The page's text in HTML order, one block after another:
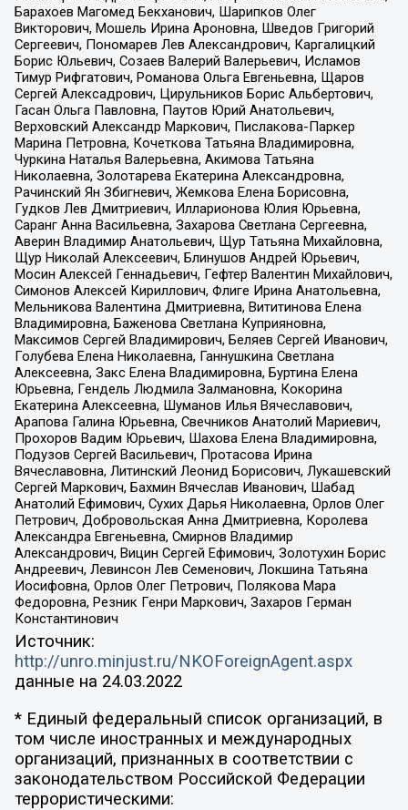
Барахоев Магомед Бекханович, Шарипков Олег
Викторович, Мошель Ирина Ароновна, Шведов Григорий
Сергеевич, Пономарев Лев Александрович, Каргалицкий
Борис Юльевич, Созаев Валерий Валерьевич, Исламов
Тимур Рифгатович, Романова Ольга Евгеньевна, Щаров
Сергей Алексадрович, Цирульников Борис Альбертович,
Гасан Ольга Павловна, Паутов Юрий Анатольевич,
Верховский Александр Маркович, Пислакова-Паркер
Марина Петровна, Кочеткова Татьяна Владимировна,
Чуркина Наталья Валерьевна, Акимова Татьяна
Николаевна, Золотарева Екатерина Александровна,
Рачинский Ян Збигневич, Жемкова Елена Борисовна,
Гудков Лев Дмитриевич, Илларионова Юлия Юрьевна,
Саранг Анна Васильевна, Захарова Светлана Сергеевна,
Аверин Владимир Анатольевич, Щур Татьяна Михайловна,
Щур Николай Алексеевич, Блинушов Андрей Юрьевич,
Мосин Алексей Геннадьевич, Гефтер Валентин Михайлович,
Симонов Алексей Кириллович, Флиге Ирина Анатольевна,
Мельникова Валентина Дмитриевна, Вититинова Елена
Владимировна, Баженова Светлана Куприяновна,
Максимов Сергей Владимирович, Беляев Сергей Иванович,
Голубева Елена Николаевна, Ганнушкина Светлана
Алексеевна, Закс Елена Владимировна, Буртина Елена
Юрьевна, Гендель Людмила Залмановна, Кокорина
Екатерина Алексеевна, Шуманов Илья Вячеславович,
Арапова Галина Юрьевна, Свечников Анатолий Мариевич,
Прохоров Вадим Юрьевич, Шахова Елена Владимировна,
Подузов Сергей Васильевич, Протасова Ирина
Вячеславовна, Литинский Леонид Борисович, Лукашевский
Сергей Маркович, Бахмин Вячеслав Иванович, Шабад
Анатолий Ефимович, Сухих Дарья Николаевна, Орлов Олег
Петрович, Добровольская Анна Дмитриевна, Королева
Александра Евгеньевна, Смирнов Владимир
Александрович, Вицин Сергей Ефимович, Золотухин Борис
Андреевич, Левинсон Лев Семенович, Локшина Татьяна
Иосифовна, Орлов Олег Петрович, Полякова Мара
Федоровна, Резник Генри Маркович, Захаров Герман
Константинович
Источник:
http://unro.minjust.ru/NKOForeignAgent.aspx
данные на 24.03.2022
* Единый федеральный список организаций, в
том числе иностранных и международных
организаций, признанных в соответствии с
законодательством Российской Федерации
террористическими: